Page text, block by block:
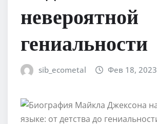
невероятной
гениальности
sib_ecometal Фев 18, 2023